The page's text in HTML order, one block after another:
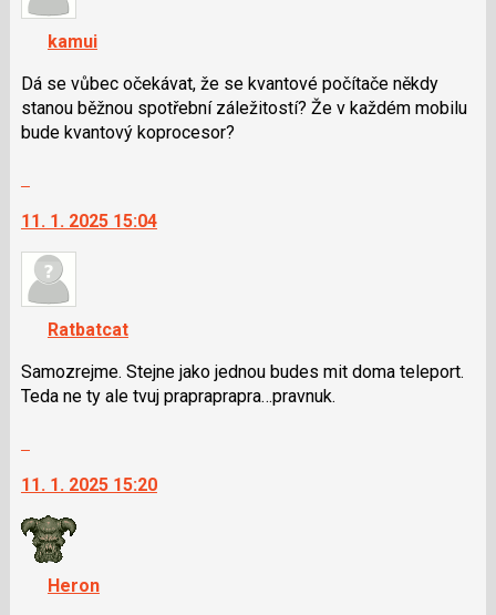
P
pro
nový
názor
navigaci
lze
použít
i
klávesy
a
P
pro
předchozí
nový
kamui
Dá se vůbec očekávat, že se kvantové počítače někdy
stanou běžnou spotřební záležitostí? Že v každém mobilu
bude kvantový koprocesor?
další
nový
názor.
navigaci
lze
použít
i
následující
a
P
pro
předchozí
11. 1. 2025 15:04
Ratbatcat
Samozrejme. Stejne jako jednou budes mit doma teleport.
Teda ne ty ale tvuj prapraprapra…prav­nuk.
další
názor.
K
navigaci
11. 1. 2025 15:20
Heron